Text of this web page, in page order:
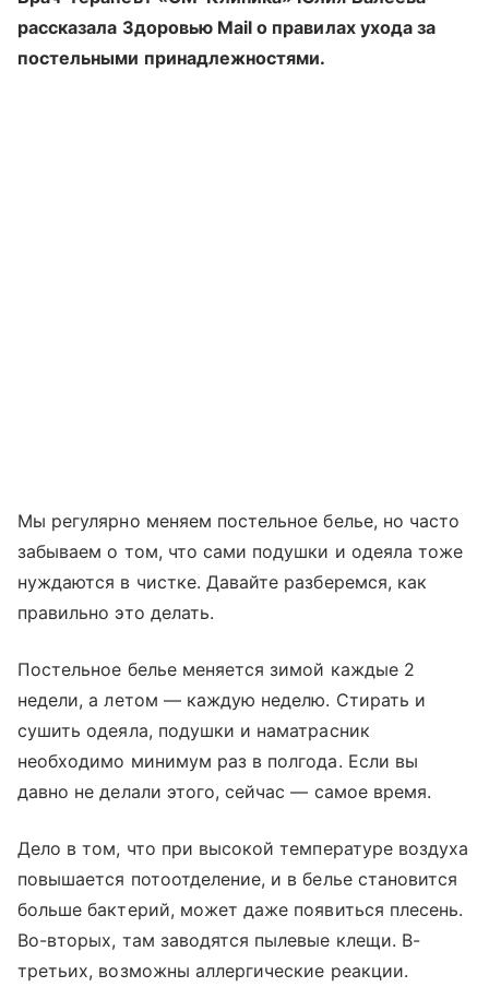
рассказала Здоровью Mail о правилах ухода за
постельными принадлежностями.
Мы регулярно меняем постельное белье, но часто
забываем о том, что сами подушки и одеяла тоже
нуждаются в чистке. Давайте разберемся, как
правильно это делать.
Постельное белье меняется зимой каждые 2
недели, а летом — каждую неделю. Стирать и
сушить одеяла, подушки и наматрасник
необходимо минимум раз в полгода. Если вы
давно не делали этого, сейчас — самое время.
Дело в том, что при высокой температуре воздуха
повышается потоотделение, и в белье становится
больше бактерий, может даже появиться плесень.
Во-вторых, там заводятся пылевые клещи. В-
третьих, возможны аллергические реакции.